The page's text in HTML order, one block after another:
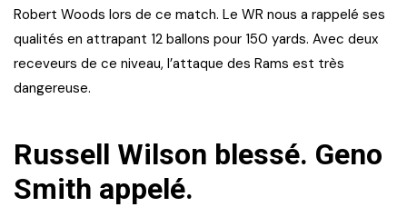
Robert Woods lors de ce match. Le WR nous a rappelé ses
qualités en attrapant 12 ballons pour 150 yards. Avec deux
receveurs de ce niveau, l’attaque des Rams est très
dangereuse.
Russell Wilson blessé. Geno
Smith appelé.